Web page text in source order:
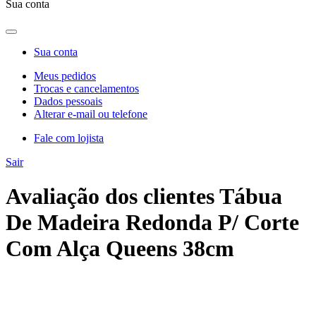
Sua conta
Sua conta
Meus pedidos
Trocas e cancelamentos
Dados pessoais
Alterar e-mail ou telefone
Fale com lojista
Sair
Avaliação dos clientes Tábua
De Madeira Redonda P/ Corte
Com Alça Queens 38cm